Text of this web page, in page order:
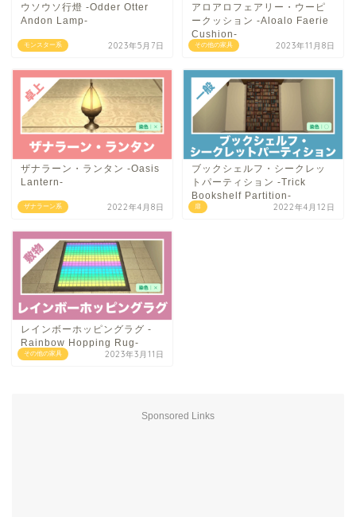
モンスター系
ウソウソ行燈 -Odder Otter
Andon Lamp-
2023年5月7日 その他の家具
アロアロフェアリー・ウーピ
ークッション -Aloalo Faerie
Cushion-
2023年11月8日
ザナラーン系
ザナラーン・ランタン -Oasis
Lantern-
2022年4月8日 扉
ブックシェルフ・シークレッ
トパーティション -Trick
Bookshelf Partition-
2022年4月12日
その他の家具
レインボーホッピングラグ -
Rainbow Hopping Rug-
2023年3月11日
Sponsored Links